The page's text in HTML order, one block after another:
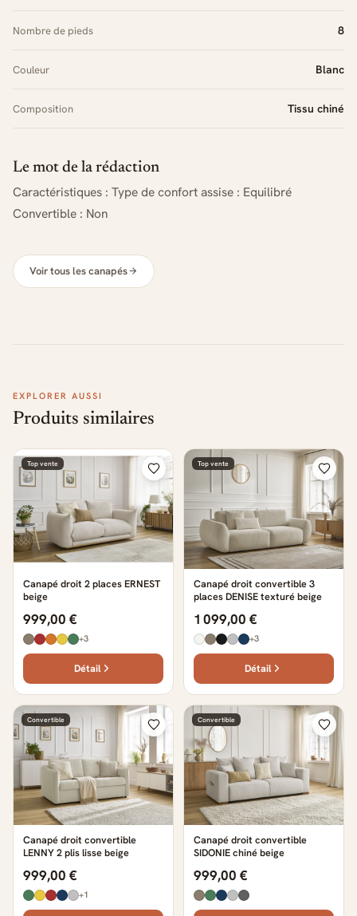
Nombre de pieds 8
Couleur Blanc
Composition Tissu chiné
Le mot de la rédaction
Caractéristiques : Type de confort assise : Equilibré
Convertible : Non
Voir tous les canapés
EXPLORER AUSSI
Produits similaires
Top vente
Canapé droit 2 places ERNEST
beige
999,00 €
+3
Détail
Top vente
Canapé droit convertible 3
places DENISE texturé beige
1 099,00 €
+3
Détail
Convertible
Canapé droit convertible
LENNY 2 plis lisse beige
999,00 €
+1
Convertible
Canapé droit convertible
SIDONIE chiné beige
999,00 €